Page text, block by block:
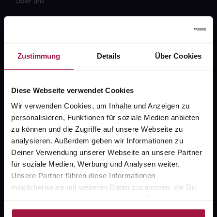
Zustimmung Details Über Cookies
Diese Webseite verwendet Cookies
Wir verwenden Cookies, um Inhalte und Anzeigen zu
personalisieren, Funktionen für soziale Medien anbieten
zu können und die Zugriffe auf unsere Webseite zu
analysieren. Außerdem geben wir Informationen zu
Deiner Verwendung unserer Webseite an unsere Partner
für soziale Medien, Werbung und Analysen weiter.
Unsere Partner führen diese Informationen
möglicherweise mit weiteren Daten zusammen, die Du
ihnen bereitgestellt hast oder die sie im Rahmen Deiner
Nutzung der Dienste gesammelt haben.
Karriere
Barrierefreiheitserklärung
PAYBACK
gesund-versorger.de
Sanitätshäuser
Datenschutz
AGB
Impressum
Unsere Vorteile